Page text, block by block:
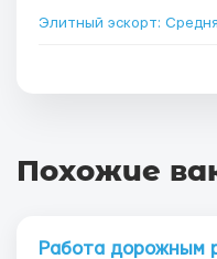
Элитный эскорт:
Похожие
Работа дорожным